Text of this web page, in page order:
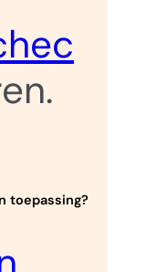
toepassing?